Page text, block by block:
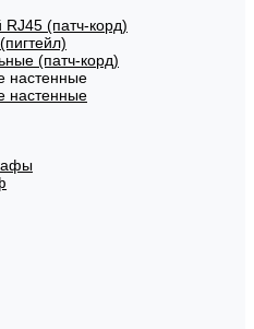
(патч-корд)
(патч-корд)
настенные
настенные